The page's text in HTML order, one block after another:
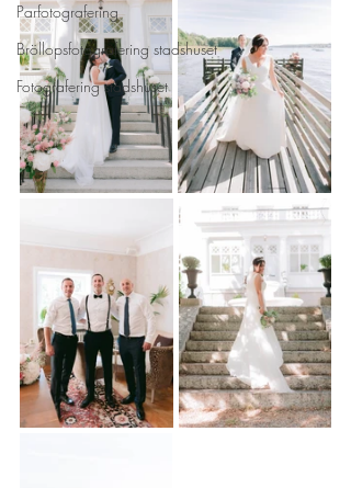
Parfotografering
Bröllopsfotografering stadshuset
Fotografering stadshuset